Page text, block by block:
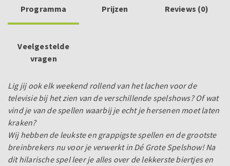
Programma Prijzen Reviews (0)
Veelgestelde
vragen
Lig jij ook elk weekend rollend van het lachen voor de
televisie bij het zien van de verschillende spelshows? Of wat
vind je van de spellen waarbij je echt je hersenen moet laten
kraken?
Wij hebben de leukste en grappigste spellen en de grootste
breinbrekers nu voor je verwerkt in Dé Grote Spelshow! Na
dit hilarische spel leer je alles over de lekkerste biertjes en